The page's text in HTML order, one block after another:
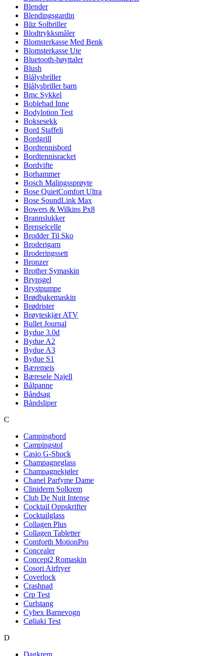
Blender
Blendingsgardin
Bliz Solbriller
Blodtrykksmåler
Blomsterkasse Med Benk
Blomsterkasse Ute
Bluetooth-høyttaler
Blush
Blålysbriller
Blålysbriller barn
Bmc Sykkel
Boblebad Inne
Bodylotion Test
Boksesekk
Bord Staffeli
Bordgrill
Bordtennisbord
Bordtennisracket
Bordvifte
Borhammer
Bosch Malingssprøyte
Bose QuietComfort Ultra
Bose SoundLink Max
Bowers & Wilkins Px8
Brannslukker
Brenselcelle
Brodder Til Sko
Broderigarn
Broderingssett
Bronzer
Brother Symaskin
Brynsgel
Brystpumpe
Brødbakemaskin
Brødrister
Brøyteskjær ATV
Bullet Journal
Bydue 3.0d
Bydue A2
Bydue A3
Bydue S1
Bæremeis
Bæresele Najell
Bålpanne
Båndsag
Båndsliper
C
Campingbord
Campingstol
Casio G-Shock
Champagneglass
Champagnekjøler
Chanel Parfyme Dame
Cliniderm Solkrem
Club De Nuit Intense
Cocktail Oppskrifter
Cocktailglass
Collagen Plus
Collagen Tabletter
Comforth MotionPro
Concealer
Concept2 Romaskin
Cosori Airfryer
Coverlock
Crashpad
Crp Test
Curlstang
Cybex Barnevogn
Cøliaki Test
D
Dagkrem